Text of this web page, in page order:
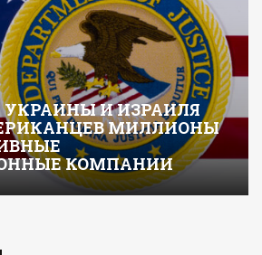
И ИЗРАИЛЯ
МИЛЛИОНЫ
КОМПАНИИ